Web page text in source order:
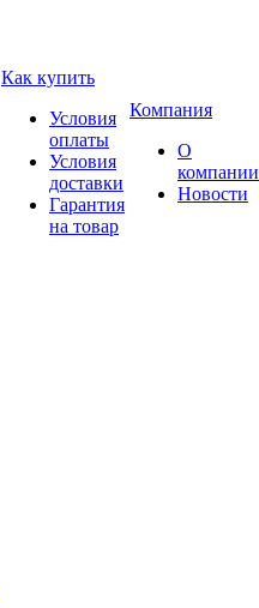
Как купить
Условия
оплаты
Условия
доставки
Гарантия
на товар
Компания
О
компании
Новости